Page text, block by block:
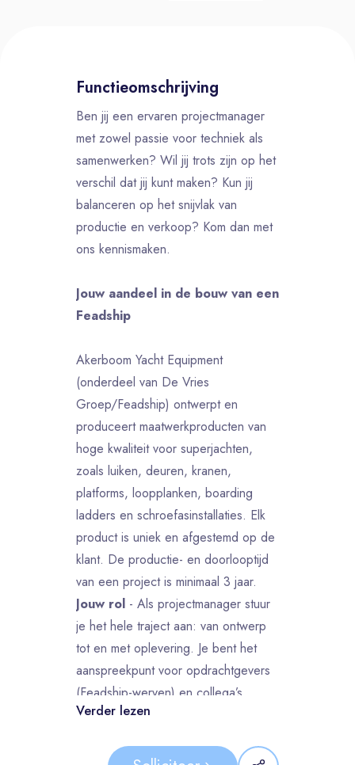
Functieomschrijving
Ben jij een ervaren projectmanager
met zowel passie voor techniek als
samenwerken? Wil jij trots zijn op het
verschil dat jij kunt maken? Kun jij
balanceren op het snijvlak van
productie en verkoop? Kom dan met
ons kennismaken.
Jouw aandeel in de bouw van een
Feadship
Akerboom Yacht Equipment
(onderdeel van De Vries
Groep/Feadship) ontwerpt en
produceert maatwerkproducten van
hoge kwaliteit voor superjachten,
zoals luiken, deuren, kranen,
platforms, loopplanken, boarding
ladders en schroefasinstallaties. Elk
product is uniek en afgestemd op de
klant. De productie- en doorlooptijd
van een project is minimaal 3 jaar.
Jouw rol - Als projectmanager stuur
je het hele traject aan: van ontwerp
tot en met oplevering. Je bent het
aanspreekpunt voor opdrachtgevers
(Feadship-werven) en collega’s,
organiseert project overleggen en
veiligheid, kosten en
Verder lezen